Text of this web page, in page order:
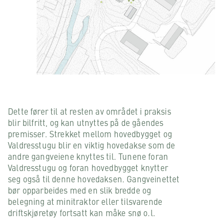
Dette fører til at resten av området i praksis
blir bilfritt, og kan utnyttes på de gåendes
premisser. Strekket mellom hovedbygget og
Valdresstugu blir en viktig hovedakse som de
andre gangveiene knyttes til. Tunene foran
Valdresstugu og foran hovedbygget knytter
seg også til denne hovedaksen. Gangveinettet
bør opparbeides med en slik bredde og
belegning at minitraktor eller tilsvarende
driftskjøretøy fortsatt kan måke snø o.l.